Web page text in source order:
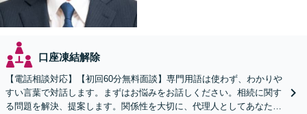
口座凍結解除
【電話相談対応】【初回60分無料面談】専門用語は使わず、わかりや
すい言葉で対話します。まずはお悩みをお話しください。相続に関す
る問題を解決、提案します。関係性を大切に、代理人としてあなたの